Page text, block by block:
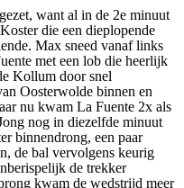
want al in de 2e minuut
die een dieplopende
Max sneed vanaf links
met een lob die heerlijk
Kollum door snel
Oosterwolde binnen en
nu kwam La Fuente 2x als
nog in diezelfde minuut
binnendrong, een paar
de bal vervolgens keurig
de trekker
kwam de wedstrijd meer